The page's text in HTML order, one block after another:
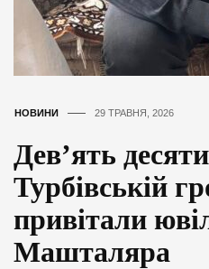
НОВИНИ 29 ТРАВНЯ, 2026
Дев’ять
Турбівській
привітали
Машталяра